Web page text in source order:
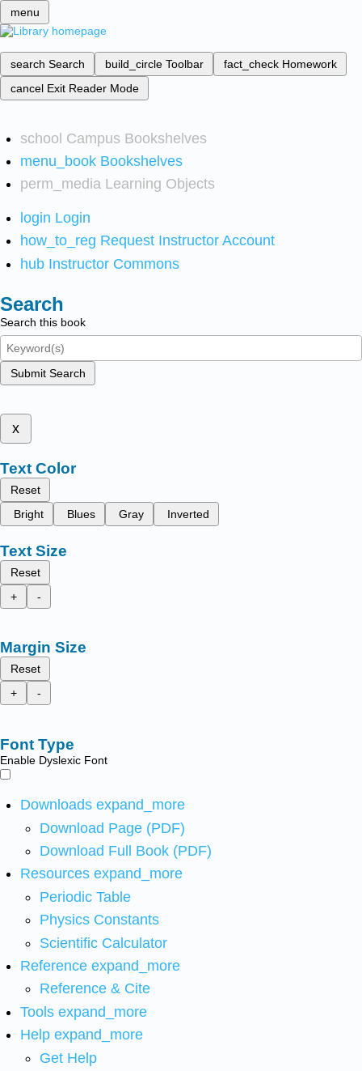
menu
search Search build_circle Toolbar fact_check Homework
cancel Exit Reader Mode
school Campus Bookshelves
menu_book Bookshelves
perm_media Learning Objects
login Login
how_to_reg Request Instructor Account
hub Instructor Commons
Search
Search this book
Submit Search
x
Text Color
Reset
Bright
Blues Gray Inverted
Text Size
Reset
+
-
Margin Size
Reset
+
-
Font Type
Enable Dyslexic Font
Downloads expand_more
Download Page (PDF)
Download Full Book (PDF)
Resources expand_more
Periodic Table
Physics Constants
Scientific Calculator
Reference expand_more
Reference & Cite
Tools expand_more
Help expand_more
Get Help